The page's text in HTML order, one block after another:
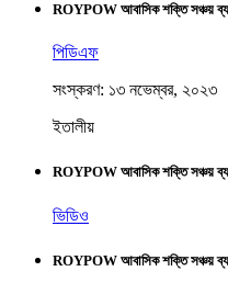
ROYPOW আবাসিক শক্তি সঞ্চয়
পিডিএফ
সংস্করণ: ১৩ নভেম্বর, ২০২৩
ইতালীয়
ROYPOW আবাসিক শক্তি সঞ্চয়
ভিডিও
ROYPOW আবাসিক শক্তি সঞ্চয়